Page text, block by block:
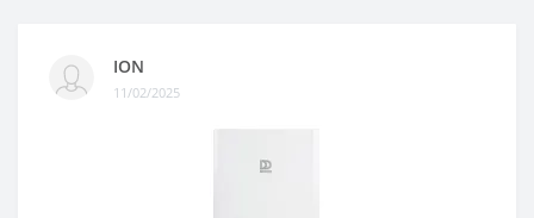
ION
11/02/2025